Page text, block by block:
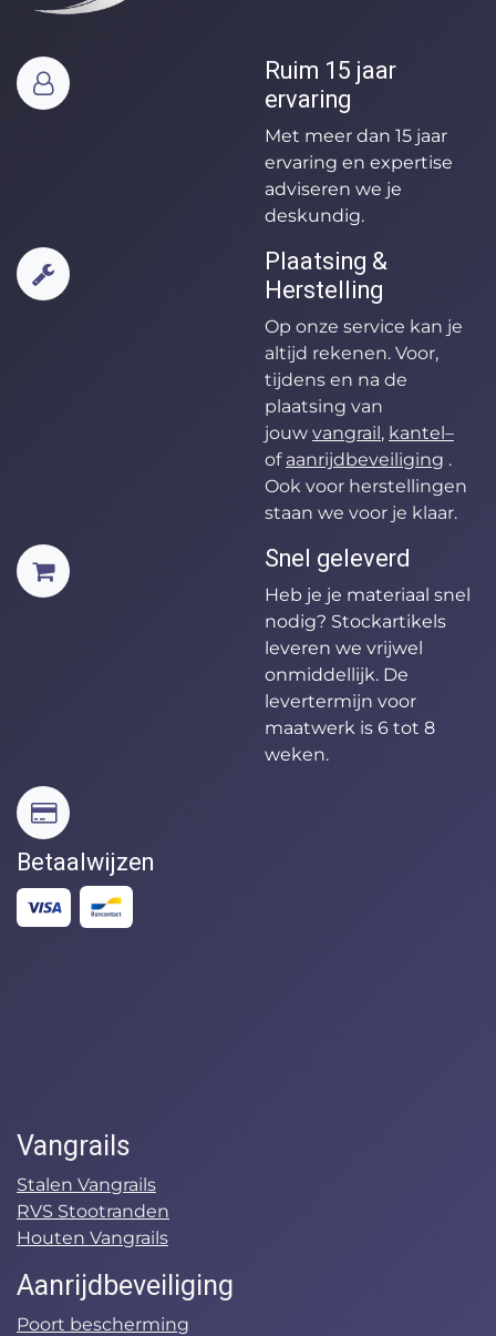
Ruim 15 jaar
ervaring
Met meer dan 15 jaar
ervaring en expertise
adviseren we je
deskundig.
Plaatsing &
Herstelling
Op onze service kan je
altijd rekenen. Voor,
tijdens en na de
plaatsing van
jouw vangrail, kantel–
of aanrijdbeveiliging .
Ook voor herstellingen
staan we voor je klaar.
Snel geleverd
Heb je je materiaal snel
nodig? Stockartikels
leveren we vrijwel
onmiddellijk. De
levertermijn voor
maatwerk is 6 tot 8
weken.
Betaalwijzen
Vangrails
Stalen Vangrails
RVS Stootranden
Houten Vangrails
Aanrijdbeveiliging
Poort bescherming